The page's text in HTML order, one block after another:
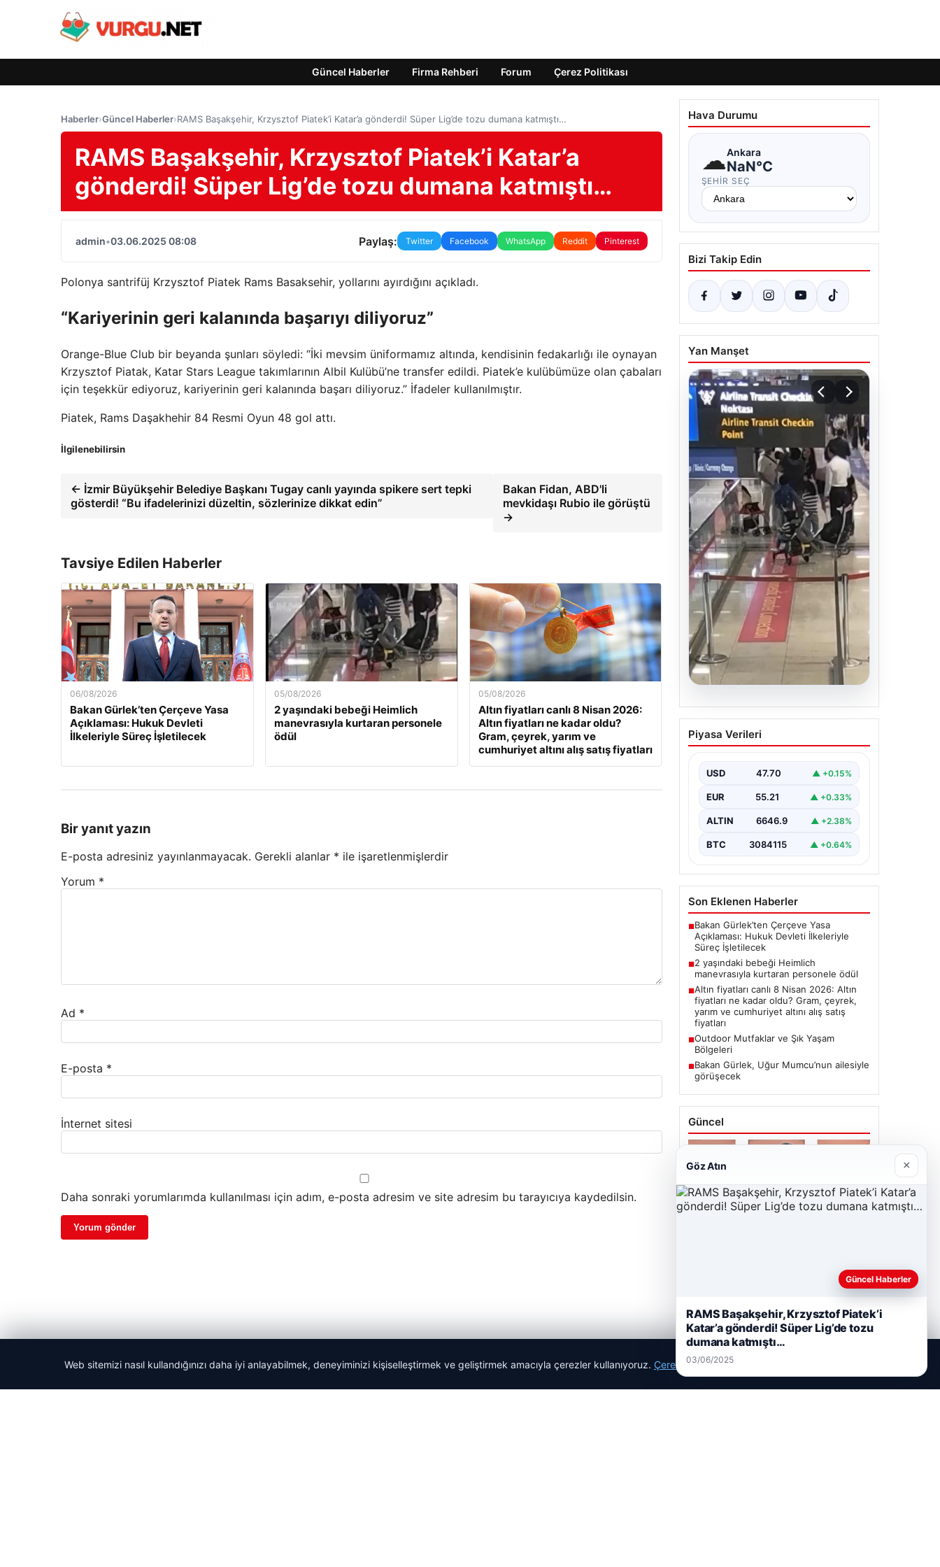
Güncel Haberler Firma Rehberi Forum Çerez Politikası
Haberler›Güncel Haberler›RAMS Başakşehir, Krzysztof Piatek’i Katar’a gönderdi! Süper Lig’de tozu dumana katmıştı…
RAMS Başakşehir, Krzysztof Piatek’i Katar’a
gönderdi! Süper Lig’de tozu dumana katmıştı…
admin•03.06.2025 08:08 Paylaş: Twitter Facebook WhatsApp Reddit Pinterest
Polonya santrifüj Krzysztof Piatek Rams Basaksehir, yollarını ayırdığını açıkladı.
“Kariyerinin geri kalanında başarıyı diliyoruz”
Orange-Blue Club bir beyanda şunları söyledi: “İki mevsim üniformamız altında, kendisinin fedakarlığı ile oynayan
Krzysztof Piatak, Katar Stars League takımlarının Albil Kulübü’ne transfer edildi. Piatek’e kulübümüze olan çabaları
için teşekkür ediyoruz, kariyerinin geri kalanında başarı diliyoruz.” İfadeler kullanılmıştır.
Piatek, Rams Daşakhehir 84 Resmi Oyun 48 gol attı.
İlgilenebilirsin
← İzmir Büyükşehir Belediye Başkanı Tugay canlı yayında spikere sert tepki
gösterdi! “Bu ifadelerinizi düzeltin, sözlerinize dikkat edin”
Bakan Fidan, ABD'li
mevkidaşı Rubio ile görüştü
→
Tavsiye Edilen Haberler
06/08/2026
Bakan Gürlek’ten Çerçeve Yasa
Açıklaması: Hukuk Devleti
İlkeleriyle Süreç İşletilecek
05/08/2026
2 yaşındaki bebeği Heimlich
manevrasıyla kurtaran personele
ödül
05/08/2026
Altın fiyatları canlı 8 Nisan 2026:
Altın fiyatları ne kadar oldu?
Gram, çeyrek, yarım ve
cumhuriyet altını alış satış fiyatları
Bir yanıt yazın
E-posta adresiniz yayınlanmayacak. Gerekli alanlar * ile işaretlenmişlerdir
Yorum *
Ad *
E-posta *
İnternet sitesi
Daha sonraki yorumlarımda kullanılması için adım, e-posta adresim ve site adresim bu tarayıcıya kaydedilsin.
Hava Durumu
☁Ankara
NaN°C
ŞEHIR SEÇ
Bizi Takip Edin
Yan Manşet
05.08.2026
2 yaşındaki bebeği
Heimlich manevrasıyla
{ “title”: “Hayati Anıttaki
Heimlich Manevrası ile Kurtaran
Piyasa Verileri
USD 47.70 ▲ +0.15%
EUR 55.21 ▲ +0.33%
ALTIN 6646.9 ▲ +2.38%
BTC 3084115 ▲ +0.64%
Son Eklenen Haberler
■Bakan Gürlek’ten Çerçeve Yasa
Açıklaması: Hukuk Devleti İlkeleriyle
Süreç İşletilecek
■2 yaşındaki bebeği Heimlich
manevrasıyla kurtaran personele ödül
■Altın fiyatları canlı 8 Nisan 2026: Altın
fiyatları ne kadar oldu? Gram, çeyrek,
yarım ve cumhuriyet altını alış satış
fiyatları
■Outdoor Mutfaklar ve Şık Yaşam
Bölgeleri
■Bakan Gürlek, Uğur Mumcu’nun ailesiyle
görüşecek
Güncel
06/08/2026
05/08/2026
2 yaşındaki bebeği Heimlich
manevrasıyla kurtaran personele ödül
Web sitemizi nasıl kullandığınızı daha iyi anlayabilmek, deneyiminizi kişiselleştirmek ve geliştirmek amacıyla çerezler kullanıyoruz. Çerez Politikamız
Göz Atın ×
Güncel Haberler
RAMS Başakşehir, Krzysztof Piatek’i
Katar’a gönderdi! Süper Lig’de tozu
dumana katmıştı…
03/06/2025